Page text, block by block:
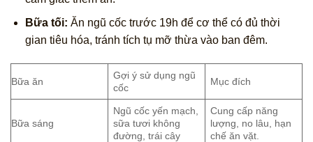
Bữa tối: Ăn ngũ cốc trước 19h để cơ thể có đủ thời
gian tiêu hóa, tránh tích tụ mỡ thừa vào ban đêm.
Bữa ăn
Gợi ý sử dụng ngũ
cốc
Mục đích
Bữa sáng
Ngũ cốc yến mạch,
sữa tươi không
đường, trái cây
Cung cấp năng
lượng, no lâu, hạn
chế ăn vặt.